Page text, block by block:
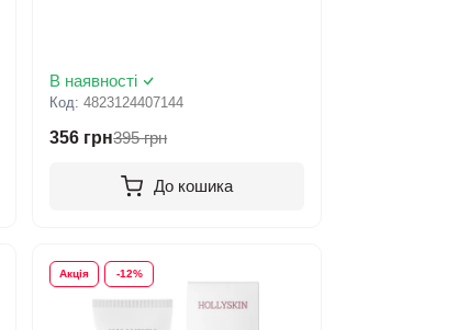
В наявності
Код:4823124407144
356 грн395 грн
До кошика
Акція -12%